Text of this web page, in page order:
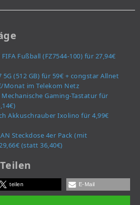
Fußball (FZ7544-100) für 27,94€
5G (512 GB) für 59€ + congstar Allnet
Monat im Telekom Netz
Mechanische Gaming-Tastatur für
Akkuschrauber Ixolino für 4,99€
Steckdose 4er Pack (mit
(statt 36,40€)
teilen E-Mail